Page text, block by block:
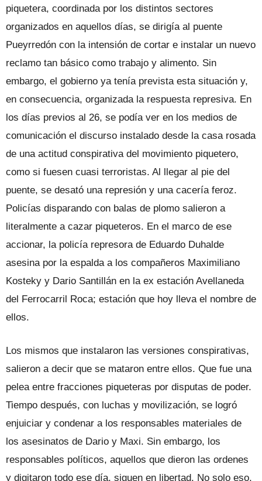
piquetera, coordinada por los distintos sectores
organizados en aquellos días, se dirigía al puente
Pueyrredón con la intensión de cortar e instalar un nuevo
reclamo tan básico como trabajo y alimento. Sin
embargo, el gobierno ya tenía prevista esta situación y,
en consecuencia, organizada la respuesta represiva. En
los días previos al 26, se podía ver en los medios de
comunicación el discurso instalado desde la casa rosada
de una actitud conspirativa del movimiento piquetero,
como si fuesen cuasi terroristas. Al llegar al pie del
puente, se desató una represión y una cacería feroz.
Policías disparando con balas de plomo salieron a
literalmente a cazar piqueteros. En el marco de ese
accionar, la policía represora de Eduardo Duhalde
asesina por la espalda a los compañeros Maximiliano
Kosteky y Dario Santillán en la ex estación Avellaneda
del Ferrocarril Roca; estación que hoy lleva el nombre de
ellos.
Los mismos que instalaron las versiones conspirativas,
salieron a decir que se mataron entre ellos. Que fue una
pelea entre fracciones piqueteras por disputas de poder.
Tiempo después, con luchas y movilización, se logró
enjuiciar y condenar a los responsables materiales de
los asesinatos de Dario y Maxi. Sin embargo, los
responsables políticos, aquellos que dieron las ordenes
y digitaron todo ese día, siguen en libertad. No solo eso,